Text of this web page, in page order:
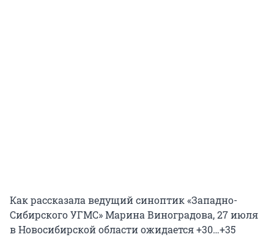
Как рассказала ведущий синоптик «Западно-
Сибирского УГМС» Марина Виноградова, 27 июля
в Новосибирской области ожидается +30…+35